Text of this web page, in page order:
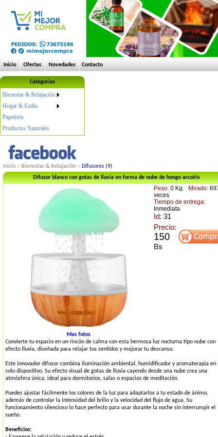
Inicio Ofertas Novedades Contacto
Categorias
Bienestar & Relajación
Hogar & Estilo
Papelería
Productos Naturales
Inicio » Bienestar & Relajación » Difusores (9)
Difusor blanco con gotas de lluvia en forma de nube de hongo arcoíris
Peso: 0 Kg. Mirado:
veces
Tiempo de entrega:
Inmediata
Id: 31
Precio:
150
Bs
Mas fotos
Convierte tu espacio en un rincón de calma con esta hermosa luz nocturna tipo nube con
efecto lluvia, diseñada para relajar tus sentidos y mejorar tu descanso.
Este innovador difusor combina iluminación ambiental, humidificador y aromaterapia en
solo dispositivo. Su efecto visual de gotas de lluvia cayendo desde una nube crea una
atmósfera única, ideal para dormitorios, salas o espacios de meditación.
Puedes ajustar fácilmente los colores de la luz para adaptarlos a tu estado de ánimo,
además de controlar la intensidad del brillo y la velocidad del flujo de agua. Su
funcionamiento silencioso lo hace perfecto para usar durante la noche sin interrumpir el
sueño.
Beneficios: